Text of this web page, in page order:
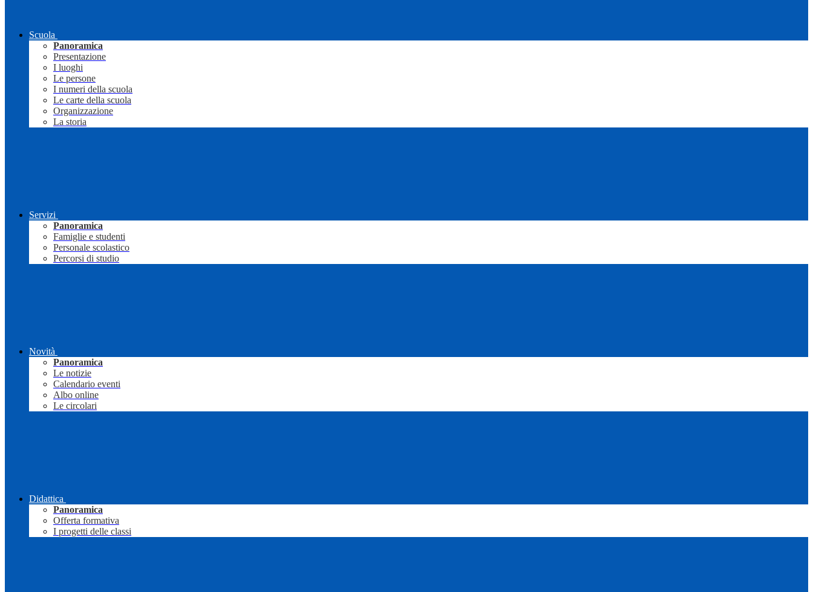
Scuola
Panoramica
Presentazione
I luoghi
Le persone
I numeri della scuola
Le carte della scuola
Organizzazione
La storia
Servizi
Panoramica
Famiglie e studenti
Personale scolastico
Percorsi di studio
Novità
Panoramica
Le notizie
Calendario eventi
Albo online
Le circolari
Didattica
Panoramica
Offerta formativa
I progetti delle classi